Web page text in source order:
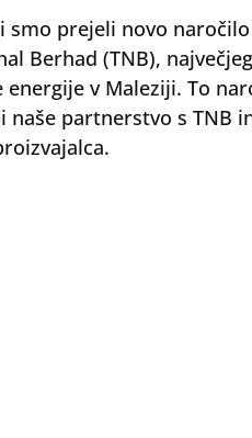
smo prejeli novo naročilo
Berhad (TNB),
v Maleziji. To
naše partnerstvo s TNB